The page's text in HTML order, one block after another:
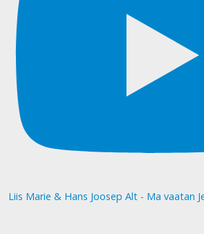
Liis Marie & Hans Joosep Alt - Ma vaatan